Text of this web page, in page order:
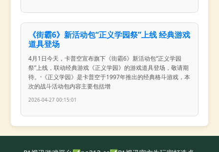
《街霸6》新活动包“正义学园祭”上线 经典游戏
道具登场
4月1日今天，卡普空宣布旗下《街霸6》新活动包“正义学园
祭”上线，联动经典游戏《正义学园》的游戏道具登场，敬请期
待。·《正义学园》是卡普空于1997年推出的经典格斗游戏，本
次的战斗活动包内容主要包括增
2026-04-27 00:15:01